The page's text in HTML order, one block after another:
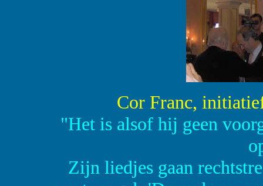
Cor Franc,
"Het is alsof hij geen
Zijn liedjes gaan